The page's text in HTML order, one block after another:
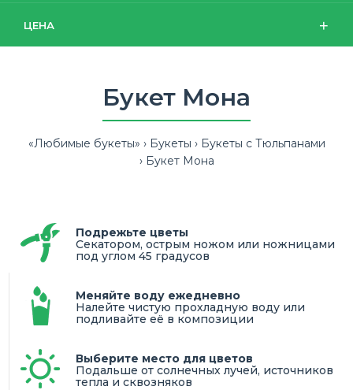
ЦЕНА
Букет Мона
«Любимые букеты» Букеты
Букеты с Тюльпанами
Букет Мона
Подрежьте цветы
Секатором, острым ножом или ножницами
под углом 45 градусов
Меняйте воду ежедневно
Налейте чистую прохладную воду или
подливайте её в композиции
Выберите место для цветов
Подальше от солнечных лучей, источников
тепла и сквозняков